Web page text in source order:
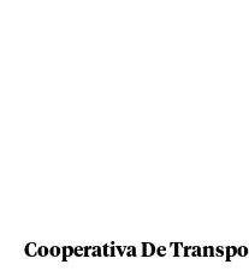
Cooperativa De